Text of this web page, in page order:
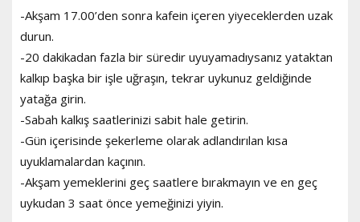
-Akşam 17.00’den sonra kafein içeren yiyeceklerden uzak
durun.
-20 dakikadan fazla bir süredir uyuyamadıysanız yataktan
kalkıp başka bir işle uğraşın, tekrar uykunuz geldiğinde
yatağa girin.
-Sabah kalkış saatlerinizi sabit hale getirin.
-Gün içerisinde şekerleme olarak adlandırılan kısa
uyuklamalardan kaçının.
-Akşam yemeklerini geç saatlere bırakmayın ve en geç
uykudan 3 saat önce yemeğinizi yiyin.